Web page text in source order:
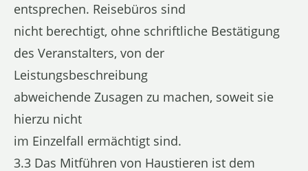
entsprechen. Reisebüros sind
nicht berechtigt, ohne schriftliche Bestätigung
des Veranstalters, von der
Leistungsbeschreibung
abweichende Zusagen zu machen, soweit sie
hierzu nicht
im Einzelfall ermächtigt sind.
3.3 Das Mitführen von Haustieren ist dem